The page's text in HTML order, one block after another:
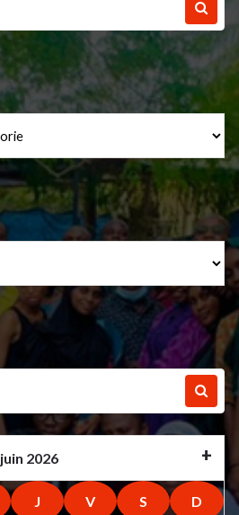
juin 2026
J V S D